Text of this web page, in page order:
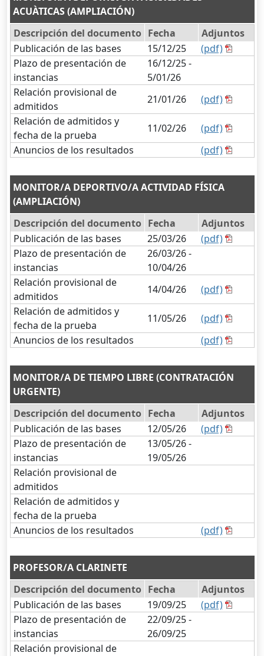
ACUÀTICAS (AMPLIACIÓN)
Descripción del documento Fecha
Adjuntos
Publicación de las bases
15/12/25
(pdf)
Plazo de presentación de
instancias
16/12/25 -
5/01/26
Relación provisional de
admitidos
21/01/26
(pdf)
Relación de admitidos y
fecha de la prueba
11/02/26
(pdf)
Anuncios de los resultados
(pdf)
MONITOR/A DEPORTIVO/A ACTIVIDAD FÍSICA
(AMPLIACIÓN)
Descripción del documento Fecha
Adjuntos
Publicación de las bases
25/03/26
(pdf)
Plazo de presentación de
instancias
26/03/26 -
10/04/26
Relación provisional de
admitidos
14/04/26
(pdf)
Relación de admitidos y
fecha de la prueba
11/05/26
(pdf)
Anuncios de los resultados
(pdf)
MONITOR/A DE TIEMPO LIBRE (CONTRATACIÓN
URGENTE)
Descripción del documento Fecha
Adjuntos
Publicación de las bases
12/05/26
(pdf)
Plazo de presentación de
instancias
13/05/26 -
19/05/26
Relación provisional de
admitidos
Relación de admitidos y
fecha de la prueba
Anuncios de los resultados
(pdf)
PROFESOR/A CLARINETE
Descripción del documento Fecha
Adjuntos
Publicación de las bases
19/09/25
(pdf)
Plazo de presentación de
instancias
22/09/25 -
26/09/25
Relación provisional de